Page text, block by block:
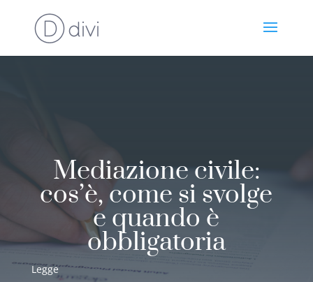
Mediazione civile:
cos’è, come si svolge
e quando è
obbligatoria
Legge